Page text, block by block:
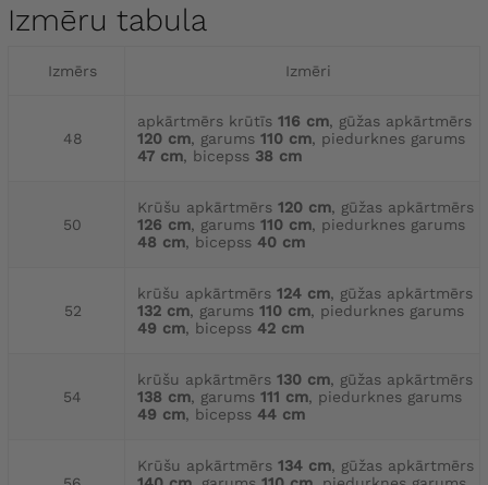
Izmēru tabula
Izmērs Izmēri
48
apkārtmērs krūtīs 116 cm, gūžas apkārtmērs
120 cm, garums 110 cm, piedurknes garums
47 cm, bicepss 38 cm
50
Krūšu apkārtmērs 120 cm, gūžas apkārtmērs
126 cm, garums 110 cm, piedurknes garums
48 cm, bicepss 40 cm
52
krūšu apkārtmērs 124 cm, gūžas apkārtmērs
132 cm, garums 110 cm, piedurknes garums
49 cm, bicepss 42 cm
54
krūšu apkārtmērs 130 cm, gūžas apkārtmērs
138 cm, garums 111 cm, piedurknes garums
49 cm, bicepss 44 cm
Krūšu apkārtmērs 134 cm, gūžas apkārtmērs